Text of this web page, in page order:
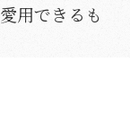
用できるも